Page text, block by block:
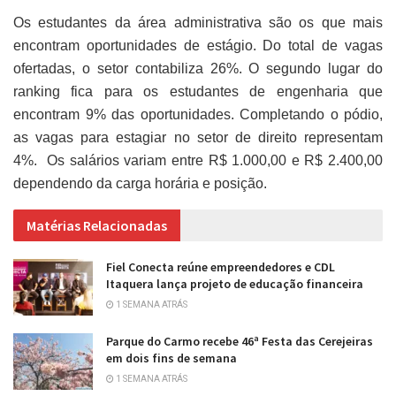
Os estudantes da área administrativa são os que mais
encontram oportunidades de estágio. Do total de vagas
ofertadas, o setor contabiliza 26%. O segundo lugar do
ranking fica para os estudantes de engenharia que
encontram 9% das oportunidades. Completando o pódio,
as vagas para estagiar no setor de direito representam
4%. Os salários variam entre R$ 1.000,00 e R$ 2.400,00
dependendo da carga horária e posição.
Matérias Relacionadas
Fiel Conecta reúne empreendedores e CDL
Itaquera lança projeto de educação financeira
1 SEMANA ATRÁS
Parque do Carmo recebe 46ª Festa das Cerejeiras
em dois fins de semana
1 SEMANA ATRÁS